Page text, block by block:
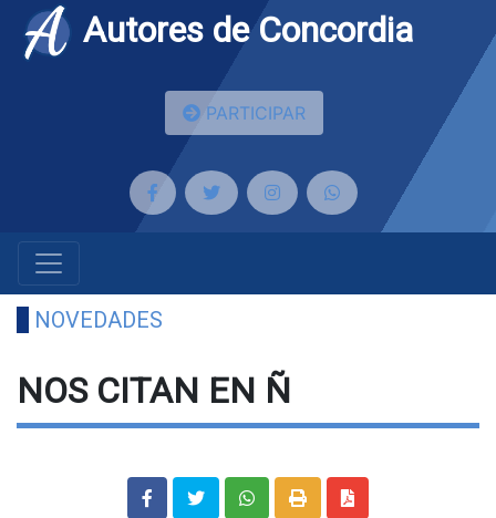
Autores de Concordia
PARTICIPAR
NOVEDADES
NOS CITAN EN Ñ